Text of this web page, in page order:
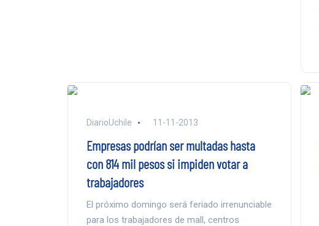
DiarioUchile 11-11-2013
Empresas podrían ser multadas hasta
con 814 mil pesos si impiden votar a
trabajadores
El próximo domingo será feriado irrenunciable
para los trabajadores de mall, centros